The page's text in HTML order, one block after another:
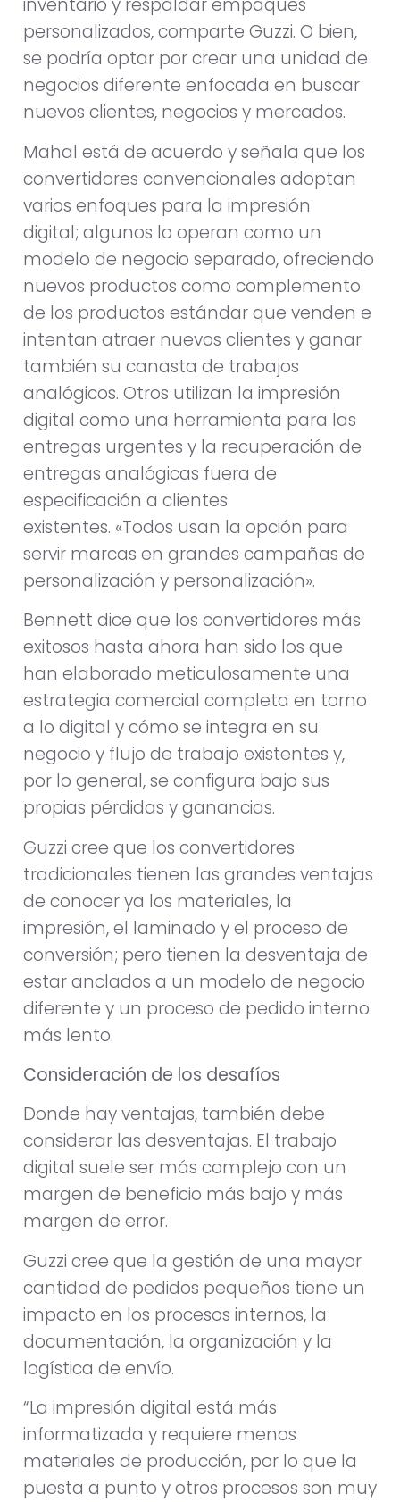
inventario y respaldar empaques
personalizados, comparte Guzzi. O bien,
se podría optar por crear una unidad de
negocios diferente enfocada en buscar
nuevos clientes, negocios y mercados.
Mahal está de acuerdo y señala que los
convertidores convencionales adoptan
varios enfoques para la impresión
digital; algunos lo operan como un
modelo de negocio separado, ofreciendo
nuevos productos como complemento
de los productos estándar que venden e
intentan atraer nuevos clientes y ganar
también su canasta de trabajos
analógicos. Otros utilizan la impresión
digital como una herramienta para las
entregas urgentes y la recuperación de
entregas analógicas fuera de
especificación a clientes
existentes. «Todos usan la opción para
servir marcas en grandes campañas de
personalización y personalización».
Bennett dice que los convertidores más
exitosos hasta ahora han sido los que
han elaborado meticulosamente una
estrategia comercial completa en torno
a lo digital y cómo se integra en su
negocio y flujo de trabajo existentes y,
por lo general, se configura bajo sus
propias pérdidas y ganancias.
Guzzi cree que los convertidores
tradicionales tienen las grandes ventajas
de conocer ya los materiales, la
impresión, el laminado y el proceso de
conversión; pero tienen la desventaja de
estar anclados a un modelo de negocio
diferente y un proceso de pedido interno
más lento.
Consideración de los desafíos
Donde hay ventajas, también debe
considerar las desventajas. El trabajo
digital suele ser más complejo con un
margen de beneficio más bajo y más
margen de error.
Guzzi cree que la gestión de una mayor
cantidad de pedidos pequeños tiene un
impacto en los procesos internos, la
documentación, la organización y la
logística de envío.
“La impresión digital está más
informatizada y requiere menos
materiales de producción, por lo que la
puesta a punto y otros procesos son muy